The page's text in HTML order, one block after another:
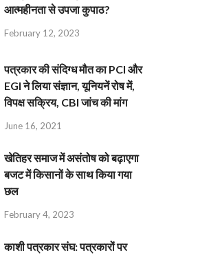
आत्महीनता से उपजा कुपाठ?
February 12, 2023
पत्रकार की संदिग्ध मौत का PCI और
EGI ने लिया संज्ञान, यूनियनें रोष में,
विपक्ष सक्रिय, CBI जांच की मांग
June 16, 2021
खेतिहर समाज में असंतोष को बढ़ाएगा
बजट में किसानों के साथ किया गया
छल
February 4, 2023
काशी पत्रकार संघ: पत्रकारों पर